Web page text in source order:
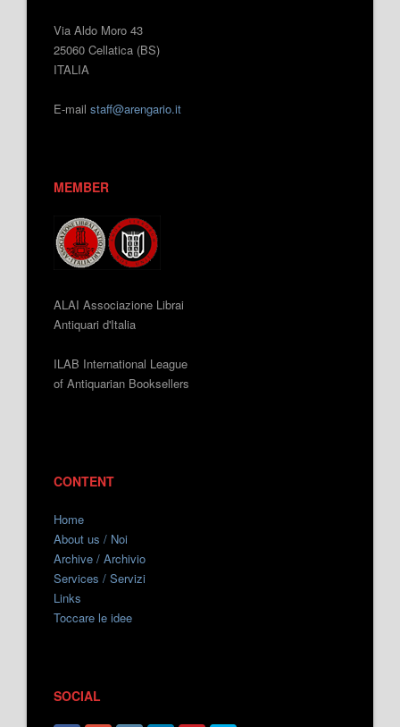
Via Aldo Moro 43
25060 Cellatica (BS)
ITALIA
E-mail staff@arengario.it
MEMBER
ALAI Associazione Librai
Antiquari d'Italia
ILAB International League
of Antiquarian Booksellers
CONTENT
Home
About us / Noi
Archive / Archivio
Services / Servizi
Links
Toccare le idee
SOCIAL